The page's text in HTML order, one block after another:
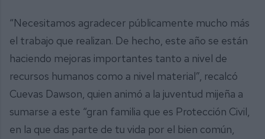
“Necesitamos agradecer públicamente mucho más
el trabajo que realizan. De hecho, este año se están
haciendo mejoras importantes tanto a nivel de
recursos humanos como a nivel material”, recalcó
Cuevas Dawson, quien animó a la juventud mijeña a
sumarse a este “gran familia que es Protección Civil,
en la que das parte de tu vida por el bien común,